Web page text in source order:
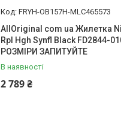
FRYH-OB157H-MLC465573
AllOriginal com ua Жилетка
Rpl Hgh Synfl Black FD2844-
РОЗМІРИ ЗАПИТУЙТЕ
В наявності
2 789 ₴